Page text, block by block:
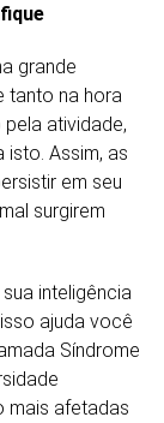
grande
tanto na hora
atividade,
Assim, as
em seu
surgirem
inteligência
ajuda você
Síndrome
mais afetadas